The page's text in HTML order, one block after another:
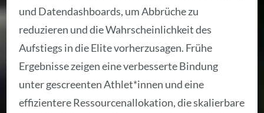
und Datendashboards, um Abbrüche zu
reduzieren und die Wahrscheinlichkeit des
Aufstiegs in die Elite vorherzusagen. Frühe
Ergebnisse zeigen eine verbesserte Bindung
unter gescreenten Athlet*innen und eine
effizientere Ressourcenallokation, die skalierbare